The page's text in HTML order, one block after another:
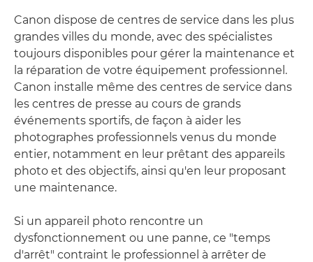
Canon dispose de centres de service dans les plus
grandes villes du monde, avec des spécialistes
toujours disponibles pour gérer la maintenance et
la réparation de votre équipement professionnel.
Canon installe même des centres de service dans
les centres de presse au cours de grands
événements sportifs, de façon à aider les
photographes professionnels venus du monde
entier, notamment en leur prêtant des appareils
photo et des objectifs, ainsi qu'en leur proposant
une maintenance.
Si un appareil photo rencontre un
dysfonctionnement ou une panne, ce "temps
d'arrêt" contraint le professionnel à arrêter de